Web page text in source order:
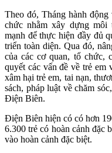
Theo đó, Tháng hành
chức nhằm xây dựng môi
mạnh để thực hiện đầy đủ
triển toàn diện. Qua đó,
của các cơ quan, tổ chức,
quyết các vấn đề về trẻ em
xâm hại trẻ em, tai nạn,
sách, pháp luật về chăm
Điện Biên.
Điện Biên hiện có có hơn
6.300 trẻ có hoàn cảnh đặc
vào hoàn cảnh đặc biệt.